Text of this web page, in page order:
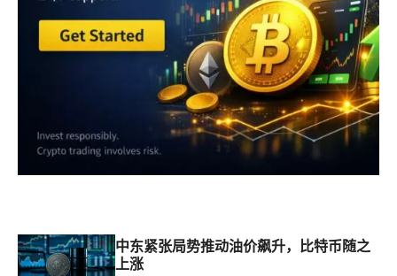
中东紧张局势推动油价飙升，比特币随之
上涨